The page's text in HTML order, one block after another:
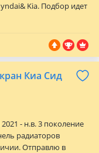
Kia. Подбор идет
что дает гарантию
и аналог,
Так же можем
на заказ. С ОАЭ и
сроки.
Качества.
ТЦ Car Citi 3 ярус
Киа Сид
2021 - н.в. 3 поколение
радиаторов
Отправлю в